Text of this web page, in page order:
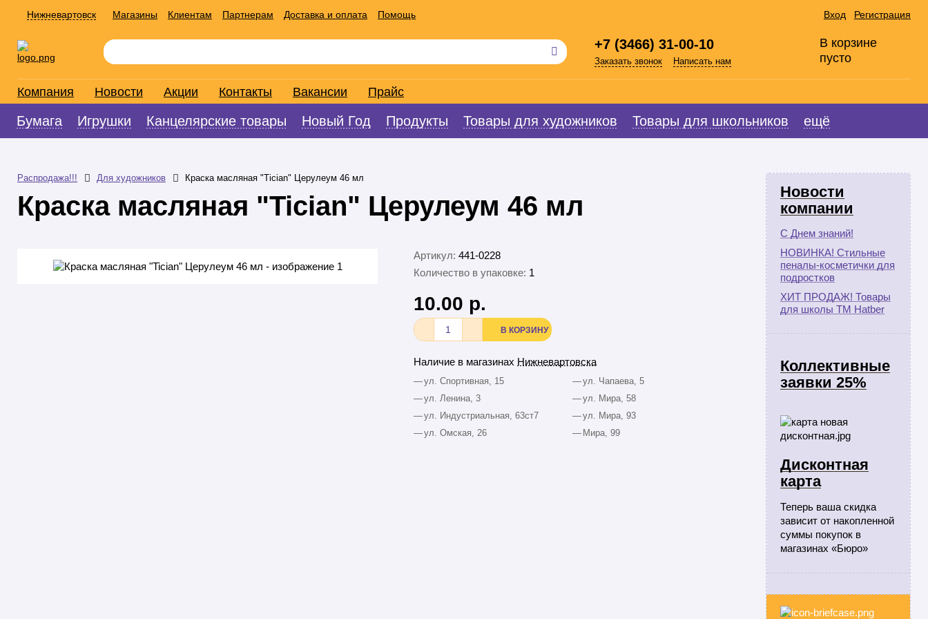
Вход Регистрация
Нижневартовск Магазины Клиентам Партнерам Доставка и оплата Помощь
+7 (3466) 31-00-10
Заказать звонок Написать нам
В корзине
пусто
Компания Новости Акции Контакты Вакансии Прайс
Бумага Игрушки Канцелярские товары Новый Год Продукты Товары для художников Товары для школьников ещё
Новости
компании
С Днем знаний!
НОВИНКА! Стильные
пеналы-косметички для
подростков
ХИТ ПРОДАЖ! Товары
для школы ТМ Hatber
Коллективные
заявки 25%
Дисконтная
карта
Теперь ваша скидка
зависит от накопленной
суммы покупок в
магазинах «Бюро»
Распродажа!!! Для художников Краска масляная "Tician" Церулеум 46 мл
Краска масляная "Tician" Церулеум 46 мл
Артикул: 441-0228
Количество в упаковке: 1
10.00 р.
В КОРЗИНУ
Наличие в магазинах Нижневартовска
—ул. Спортивная, 15 —ул. Чапаева, 5
—ул. Ленина, 3 —ул. Мира, 58
—ул. Индустриальная, 63ст7 —ул. Мира, 93
—ул. Омская, 26 — Мира, 99